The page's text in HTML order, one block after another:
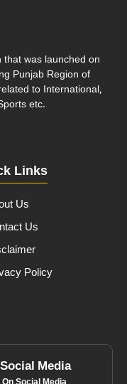
was launched on
Punjab Region of
to International,
etc.
Links
Us
Us
Policy
Media